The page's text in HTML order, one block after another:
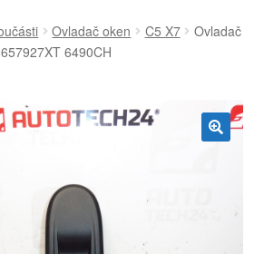
Ovladač oken C5 X7
Ovladač
6490CH